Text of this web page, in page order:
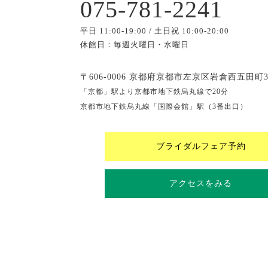
075-781-2241
平日 11:00-19:00 / 土日祝 10:00-20:00
休館日：毎週火曜日・水曜日
〒606-0006 京都府京都市左京区岩倉西五田町
「京都」駅より京都市地下鉄烏丸線で20分
京都市地下鉄烏丸線「国際会館」駅（3番出口）
ブライダルフェア予約
アクセスをみる